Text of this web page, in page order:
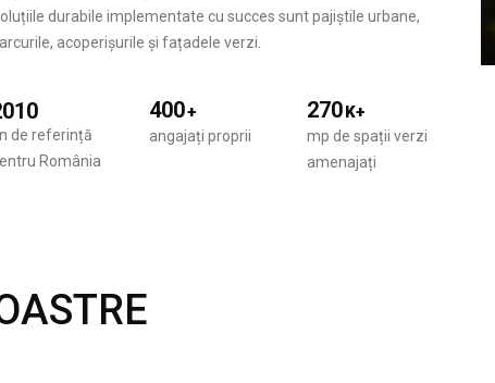
durabile implementate cu succes sunt pajiștile urbane,
acoperișurile și fațadele verzi.
de referință
România
400+
angajați proprii
270K+
mp de spații verzi
amenajați